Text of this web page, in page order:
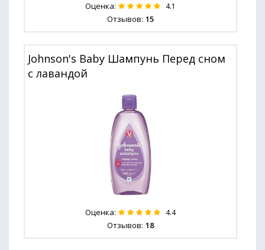
Оценка: 4.1
Отзывов: 15
Johnson's Baby Шампунь Перед сном
с лавандой
Оценка: 4.4
Отзывов: 18